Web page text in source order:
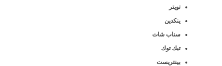
تويتر
ينكدين
سناب شات
تيك توك
بينتريست